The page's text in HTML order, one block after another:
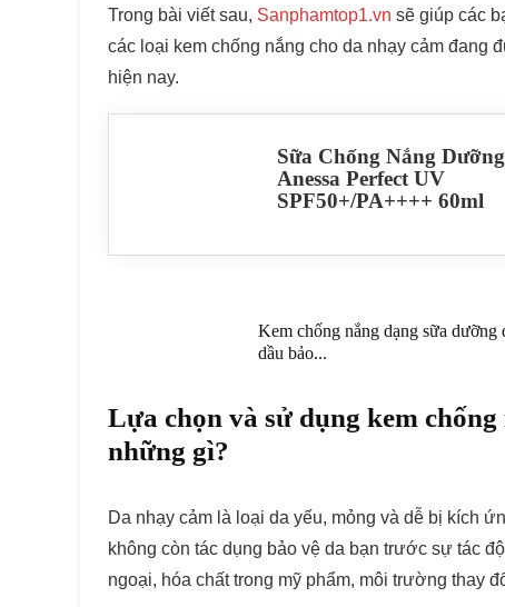
Trong bài viết sau, Sanphamtop1.vn sẽ giúp các
các loại kem chống nắng cho da nhạy cảm đang
hiện nay.
Sữa Chống Nắng
Anessa Perfect UV
SPF50+/PA++++ 60ml
Kem chống nắng dạng sữa dưỡng
dầu bảo...
Lựa chọn và sử dụng kem
những gì?
Da nhạy cảm là loại da yếu, mỏng và dễ bị kích
không còn tác dụng bảo vệ da bạn trước sự tác
ngoại, hóa chất trong mỹ phẩm, môi trường thay